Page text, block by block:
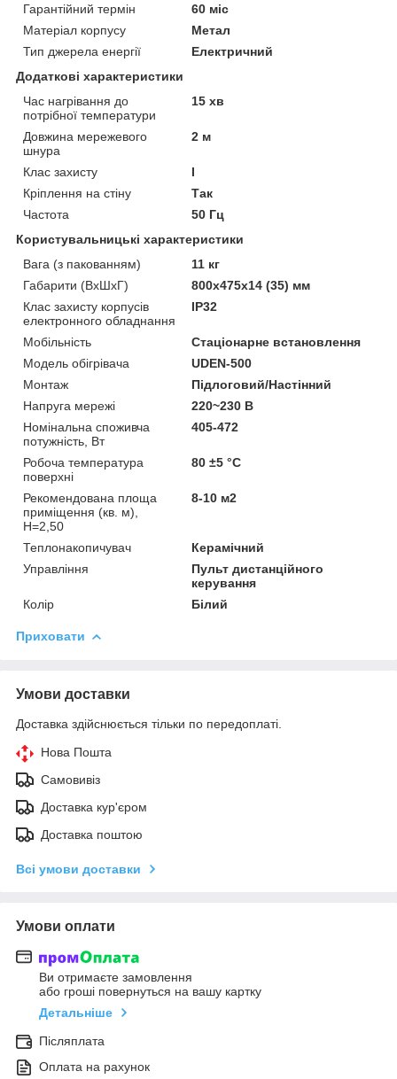
Гарантійний термін
60 міс
Матеріал корпусу
Метал
Тип джерела енергії
Електричний
Додаткові характеристики
Час нагрівання до
потрібної температури
15 хв
Довжина мережевого
шнура
2 м
Клас захисту
I
Кріплення на стіну
Так
Частота
50 Гц
Користувальницькі характеристики
Вага (з пакованням)
11 кг
Габарити (ВхШхГ)
800х475х14 (35) мм
Клас захисту корпусів
електронного обладнання
IP32
Мобільність
Стаціонарне встановлення
Модель обігрівача
UDEN-500
Монтаж
Підлоговий/Настінний
Напруга мережі
220~230 В
Номінальна споживча
потужність, Вт
405-472
Робоча температура
поверхні
80 ±5 °С
Рекомендована площа
приміщення (кв. м),
H=2,50
8-10 м2
Теплонакопичувач
Керамічний
Управління
Пульт дистанційного
керування
Колір
Білий
Приховати
Умови доставки
Доставка здійснюється тільки по передоплаті.
Нова Пошта
Самовивіз
Доставка кур'єром
Доставка поштою
Всі умови доставки
Умови оплати
Ви отримаєте замовлення
або гроші повернуться на вашу картку
Детальніше
Післяплата
Оплата на рахунок